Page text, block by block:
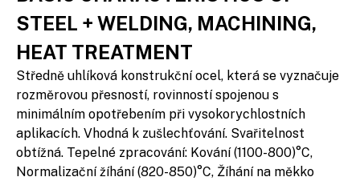
STEEL + WELDING, MACHINING,
HEAT TREATMENT
Středně uhlíková konstrukční ocel, která se vyznačuje
rozměrovou přesností, rovinností spojenou s
minimálním opotřebením při vysokorychlostních
aplikacích. Vhodná k zušlechťování. Svařitelnost
obtížná. Tepelné zpracování: Kování (1100-800)°C,
Normalizační žíhání (820-850)°C, Žíhání na měkko